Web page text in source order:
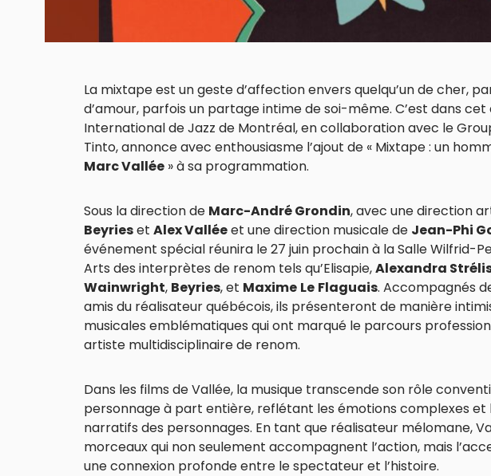
La mixtape est un geste d’affection envers quelqu’un de cher,
d’amour, parfois un partage intime de soi-même. C’est dans
International de Jazz de Montréal, en collaboration avec le
Tinto, annonce avec enthousiasme l’ajout de « Mixtape : un
Marc Vallée » à sa programmation.
Sous la direction de Marc-André Grondin, avec une direction
Beyrieset Alex Valléeet une direction musicale de Jean-Phi
événement spécial réunira le 27 juin prochain à la Salle Wilfrid-
Arts des interprètes de renom tels qu’Elisapie,Alexandra
Wainwright, Beyries, et Maxime Le Flaguais. Accompagnés
amis du réalisateur québécois, ils présenteront de manière
musicales emblématiques qui ont marqué le parcours
artiste multidisciplinaire de renom.
Dans les films de Vallée, la musique transcende son rôle
personnage à part entière, reflétant les émotions complexes
narratifs des personnages. En tant que réalisateur mélomane,
morceaux qui non seulement accompagnent l’action, mais
une connexion profonde entre le spectateur et l’histoire.